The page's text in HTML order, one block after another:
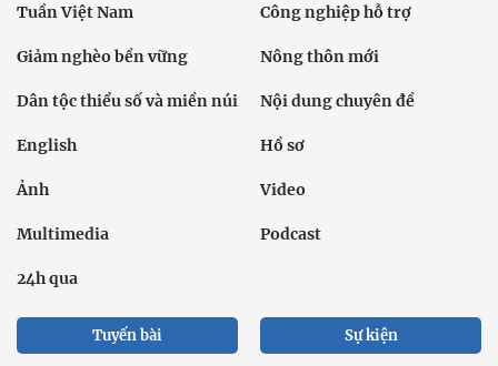
Tuần Việt Nam Công nghiệp hỗ trợ
Giảm nghèo bền vững Nông thôn mới
Dân tộc thiểu số và miền núi Nội dung chuyên đề
English Hồ sơ
Ảnh Video
Multimedia Podcast
24h qua
Tuyến bài Sự kiện